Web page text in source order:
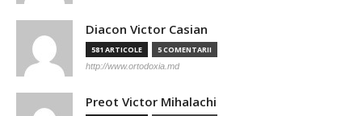
Diacon Victor Casian
581 ARTICOLE 5 COMENTARII
http://www.ortodoxia.md
Preot Victor Mihalachi